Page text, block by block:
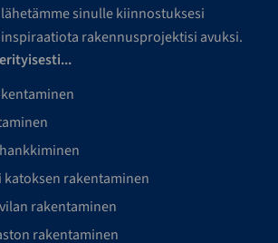
sinulle kiinnostuksesi
rakennusprojektisi avuksi.
rakentaminen
rakentaminen
rakentaminen